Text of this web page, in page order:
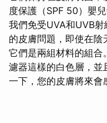
度保護（SPF 50）嬰
我們免受UVA和UVB
的皮膚問題，即使在陰
它們是兩組材料的組合
濾器這樣的白色層，並
一下，您的皮膚將來會